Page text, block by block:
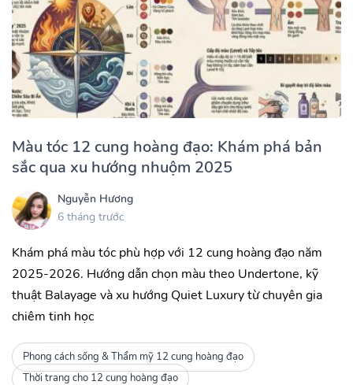
Màu tóc 12 cung hoàng đạo: Khám phá bản
sắc qua xu hướng nhuộm 2025
Nguyễn Hương
6 tháng trước
Khám phá màu tóc phù hợp với 12 cung hoàng đạo năm
2025-2026. Hướng dẫn chọn màu theo Undertone, kỹ
thuật Balayage và xu hướng Quiet Luxury từ chuyên gia
chiêm tinh học
Phong cách sống & Thẩm mỹ 12 cung hoàng đạo
Thời trang cho 12 cung hoàng đạo